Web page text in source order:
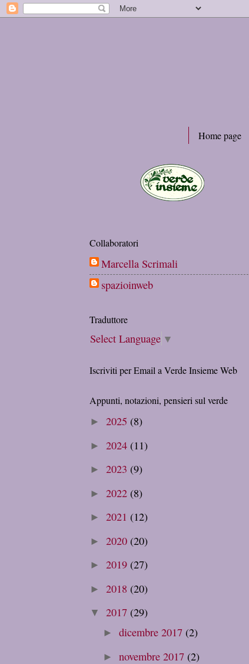
Home page
Collaboratori
Marcella Scrimali
spazioinweb
Traduttore
Select Language ▼
Iscriviti per Email a Verde Insieme Web
Appunti, notazioni, pensieri sul verde
► 2025 (8)
► 2024 (11)
► 2023 (9)
► 2022 (8)
► 2021 (12)
► 2020 (20)
► 2019 (27)
► 2018 (20)
▼ 2017 (29)
►dicembre 2017 (2)
►novembre 2017 (2)